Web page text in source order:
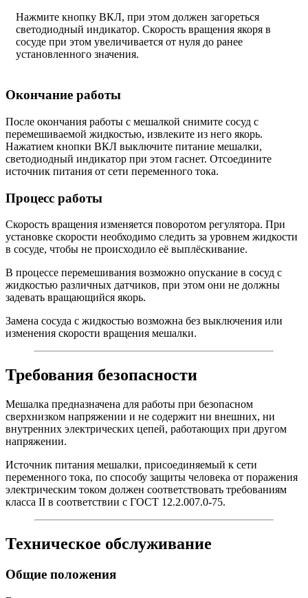
Нажмите кнопку ВКЛ, при этом должен загореться
светодиодный индикатор. Скорость вращения якоря в
сосуде при этом увеличивается от нуля до ранее
установленного значения.
Окончание работы
После окончания работы с мешалкой снимите сосуд с
перемешиваемой жидкостью, извлеките из него якорь.
Нажатием кнопки ВКЛ выключите питание мешалки,
светодиодный индикатор при этом гаснет. Отсоедините
источник питания от сети переменного тока.
Процесс работы
Скорость вращения изменяется поворотом регулятора. При
установке скорости необходимо следить за уровнем жидкости
в сосуде, чтобы не происходило её выплёскивание.
В процессе перемешивания возможно опускание в сосуд с
жидкостью различных датчиков, при этом они не должны
задевать вращающийся якорь.
Замена сосуда с жидкостью возможна без выключения или
изменения скорости вращения мешалки.
Требования безопасности
Мешалка предназначена для работы при безопасном
сверхнизком напряжении и не содержит ни внешних, ни
внутренних электрических цепей, работающих при другом
напряжении.
Источник питания мешалки, присоединяемый к сети
переменного тока, по способу защиты человека от поражения
электрическим током должен соответствовать требованиям
класса II в соответствии с ГОСТ 12.2.007.0-75.
Техническое обслуживание
Общие положения